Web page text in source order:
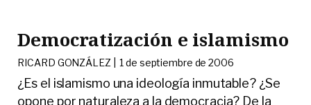
Democratización e islamismo
RICARD GONZÁLEZ |1 de septiembre de 2006
¿Es el islamismo una ideología inmutable? ¿Se
opone por naturaleza a la democracia? De la